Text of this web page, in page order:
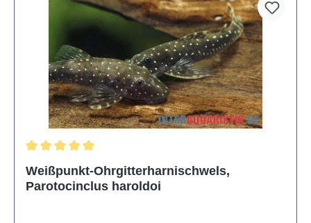
Weißpunkt-Ohrgitterharnischwels,
Parotocinclus haroldoi